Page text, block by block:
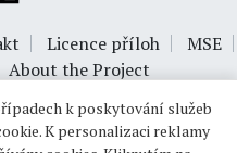
Licence příloh
MSE
About the Project
k poskytování služeb
K personalizaci reklamy